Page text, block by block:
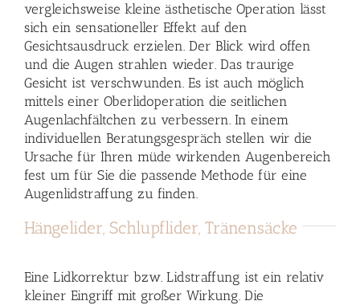
vergleichsweise kleine ästhetische Operation lässt
sich ein sensationeller Effekt auf den
Gesichtsausdruck erzielen. Der Blick wird offen
und die Augen strahlen wieder. Das traurige
Gesicht ist verschwunden. Es ist auch möglich
mittels einer Oberlidoperation die seitlichen
Augenlachfältchen zu verbessern. In einem
individuellen Beratungsgespräch stellen wir die
Ursache für Ihren müde wirkenden Augenbereich
fest um für Sie die passende Methode für eine
Augenlidstraffung zu finden.
Hängelider, Schlupflider, Tränensäcke
Eine Lidkorrektur bzw. Lidstraffung ist ein relativ
kleiner Eingriff mit großer Wirkung. Die